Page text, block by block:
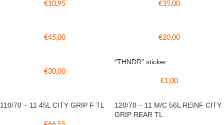
€10,95 €35,00
€45,00 €20,00
€30,00
“THNDR” sticker
€1,00
110/70 – 11 45L CITY GRIP F TL
120/70 – 11 M/C 56L REINF CITY
GRIP REAR TL